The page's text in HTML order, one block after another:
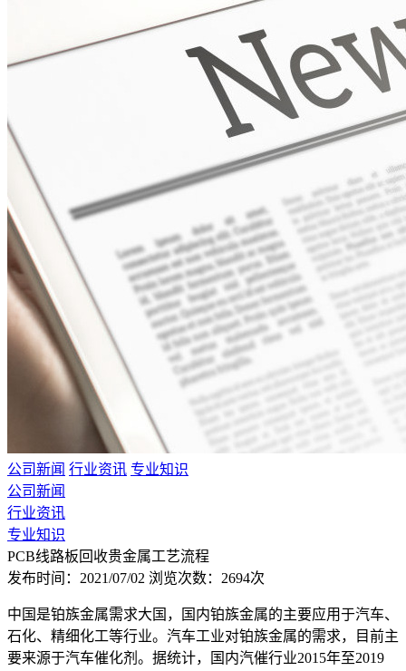
公司新闻 行业资讯 专业知识
公司新闻
行业资讯
专业知识
PCB线路板回收贵金属工艺流程
发布时间：2021/07/02 浏览次数：2694次
中国是铂族金属需求大国，国内铂族金属的主要应用于汽车、
石化、精细化工等行业。汽车工业对铂族金属的需求，目前主
要来源于汽车催化剂。据统计，国内汽催行业2015年至2019